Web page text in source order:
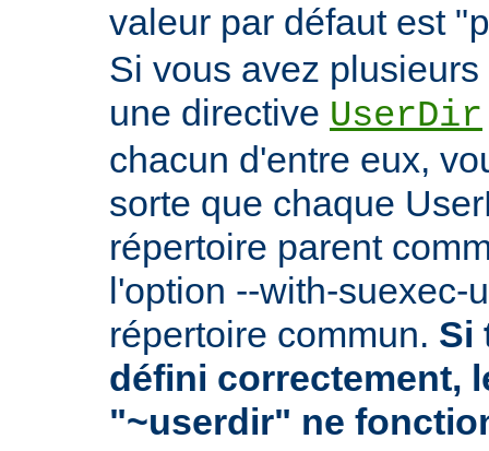
valeur par défaut est "
Si vous avez
une directive UserDir
chacun d'entre eux,
sorte que chaque
répertoire parent
l'option --with-suexec-
répertoire commun. Si
défini correctement,
"~userdir" ne